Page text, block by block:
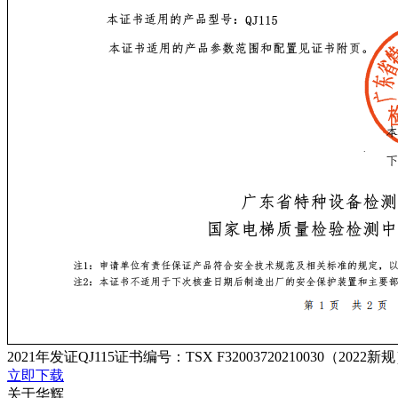
2021年发证QJ115证书编号：TSX F32003720210030（2022新
立即下载
关于华辉